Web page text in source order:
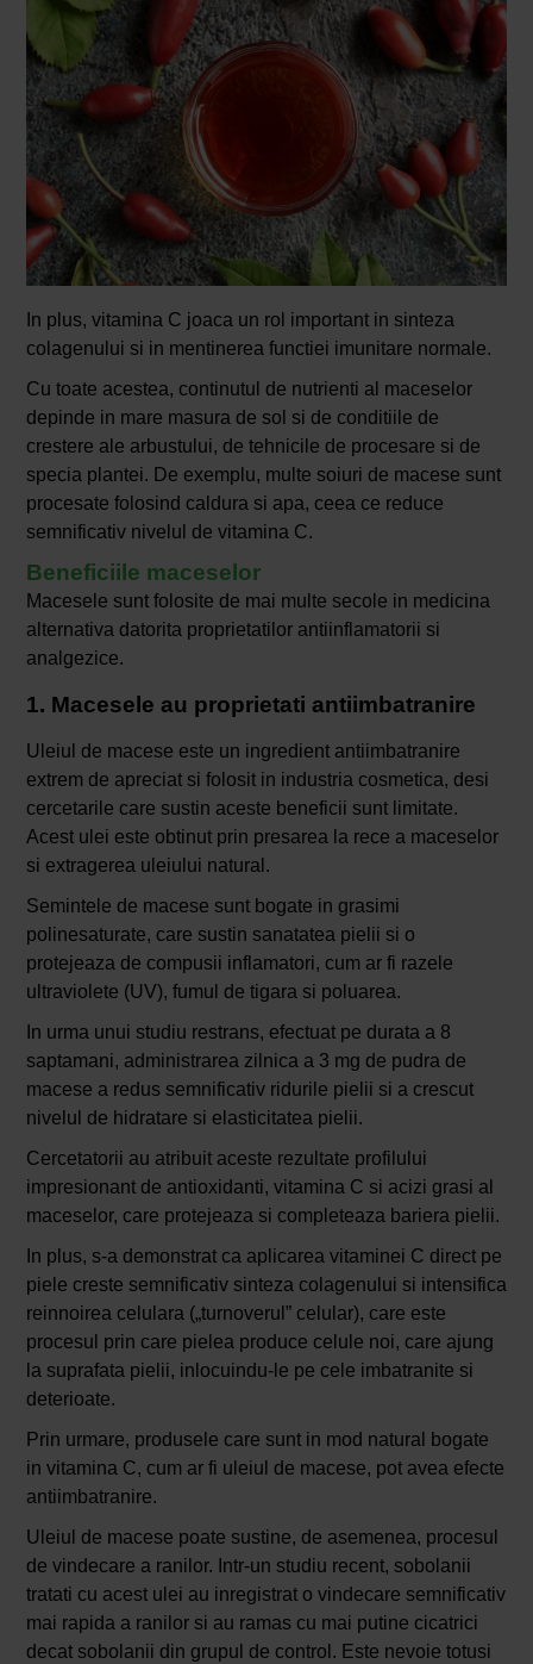
In plus, vitamina C joaca un rol important in sinteza
colagenului si in mentinerea functiei imunitare normale.
Cu toate acestea, continutul de nutrienti al maceselor
depinde in mare masura de sol si de conditiile de
crestere ale arbustului, de tehnicile de procesare si de
specia plantei. De exemplu, multe soiuri de macese sunt
procesate folosind caldura si apa, ceea ce reduce
semnificativ nivelul de vitamina C.
Beneficiile maceselor
Macesele sunt folosite de mai multe secole in medicina
alternativa datorita proprietatilor antiinflamatorii si
analgezice.
1. Macesele au proprietati antiimbatranire
Uleiul de macese este un ingredient antiimbatranire
extrem de apreciat si folosit in industria cosmetica, desi
cercetarile care sustin aceste beneficii sunt limitate.
Acest ulei este obtinut prin presarea la rece a maceselor
si extragerea uleiului natural.
Semintele de macese sunt bogate in grasimi
polinesaturate, care sustin sanatatea pielii si o
protejeaza de compusii inflamatori, cum ar fi razele
ultraviolete (UV), fumul de tigara si poluarea.
In urma unui studiu restrans, efectuat pe durata a 8
saptamani, administrarea zilnica a 3 mg de pudra de
macese a redus semnificativ ridurile pielii si a crescut
nivelul de hidratare si elasticitatea pielii.
Cercetatorii au atribuit aceste rezultate profilului
impresionant de antioxidanti, vitamina C si acizi grasi al
maceselor, care protejeaza si completeaza bariera pielii.
In plus, s-a demonstrat ca aplicarea vitaminei C direct pe
piele creste semnificativ sinteza colagenului si intensifica
reinnoirea celulara („turnoverul” celular), care este
procesul prin care pielea produce celule noi, care ajung
la suprafata pielii, inlocuindu-le pe cele imbatranite si
deterioate.
Prin urmare, produsele care sunt in mod natural bogate
in vitamina C, cum ar fi uleiul de macese, pot avea efecte
antiimbatranire.
Uleiul de macese poate sustine, de asemenea, procesul
de vindecare a ranilor. Intr-un studiu recent, sobolanii
tratati cu acest ulei au inregistrat o vindecare semnificativ
mai rapida a ranilor si au ramas cu mai putine cicatrici
decat sobolanii din grupul de control. Este nevoie totusi